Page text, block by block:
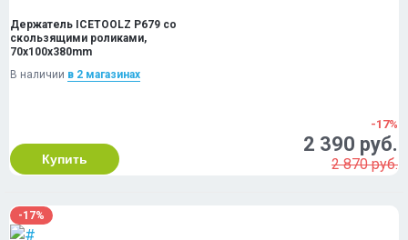
Держатель ICETOOLZ P679 со
скользящими роликами,
70x100x380mm
В наличии в 2 магазинах
Купить
-17%
2 390 руб.
2 870 руб.
-17%